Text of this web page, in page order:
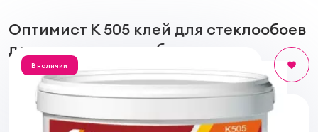
Оптимист К 505 клей для стеклообоев
для внутренних работ
В наличии